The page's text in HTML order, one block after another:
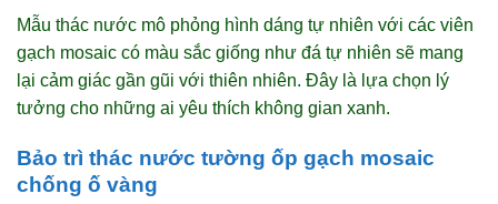
Mẫu thác nước mô phỏng hình dáng tự nhiên với các viên
gạch mosaic có màu sắc giống như đá tự nhiên sẽ mang
lại cảm giác gần gũi với thiên nhiên. Đây là lựa chọn lý
tưởng cho những ai yêu thích không gian xanh.
Bảo trì thác nước tường ốp gạch mosaic
chống ố vàng